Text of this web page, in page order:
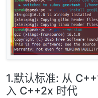
1.默认标准: 从
入 C++2x 时代